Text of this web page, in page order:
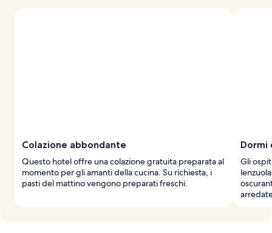
Colazione abbondante
Questo hotel offre una colazione gratuita preparata al
momento per gli amanti della cucina. Su richiesta, i
pasti del mattino vengono preparati freschi.
Dormi
Gli